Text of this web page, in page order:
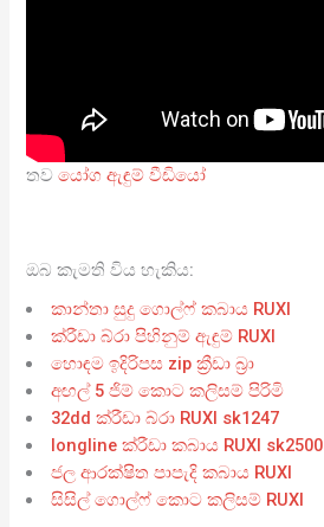
තවයෝග ඇඳුම් වීඩියෝ
ඔබ කැමති විය හැකිය:
කාන්තා සුදු ගොල්ෆ් කබාය RUXI
ක්රීඩා බ්රා පිහිනුම් ඇඳුම් RUXI
හොඳම ඉදිරිපස zip ක්‍රීඩා බ්‍රා
අඟල් 5 ජිම් කොට කලිසම් පිරිමි
32dd ක්රීඩා බ්රා RUXI sk1247
longline ක්රීඩා කබාය RUXI sk2500
ජල ආරක්ෂිත පාපැදි කබාය RUXI
සිසිල් ගොල්ෆ් කොට කලිසම් RUXI